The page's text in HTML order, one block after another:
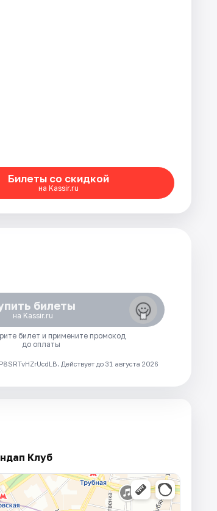
Билеты со скидкой
на Kassir.ru
билеты
на Kassir.ru
билет и примените промокод
до оплаты
Действует до 31 августа 2026
Клуб